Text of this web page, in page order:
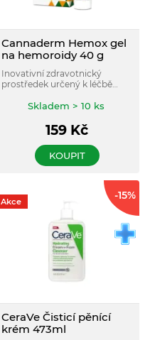
Cannaderm Hemox gel
na hemoroidy 40 g
Inovativní zdravotnický
prostředek určený k léčbě
bolesti, tlumí zánět a omezuje
Skladem > 10 ks
159 Kč
KOUPIT
Akce -15%
CeraVe Čisticí pěnící
krém 473ml